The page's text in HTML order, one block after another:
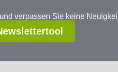
verpassen Sie keine